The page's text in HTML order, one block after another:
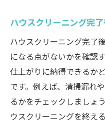
ハウスクリーニング完
ハウスクリーニング完了
になる点がないかを確認
仕上がりに納得できるか
です。例えば、清掃漏れ
るかをチェックしましょ
ウスクリーニングを終え